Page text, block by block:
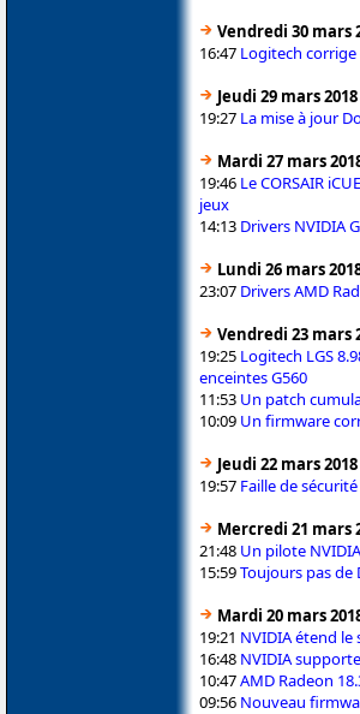
Vendredi 30 mars
16:47 Logitech
Jeudi 29 mars 2018
19:27 La mise à jour
Mardi 27 mars
19:46 Le CORSAIR
jeux
14:13 Drivers NVIDIA
Lundi 26 mars
23:07 Drivers AMD
Vendredi 23 mars
19:25 Logitech LGS
enceintes G560
11:53 Un patch
10:09 Un firmware
Jeudi 22 mars 2018
19:57 Faille de
Mercredi 21 mars
21:48 Un pilote
15:59Toujours pas de
Mardi 20 mars
19:21 NVIDIA étend le
16:48 NVIDIA
10:47AMD Radeon
09:56 Nouveau